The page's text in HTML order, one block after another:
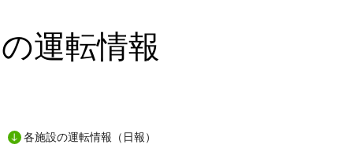
運転情報
各施設の運転情報（日報）